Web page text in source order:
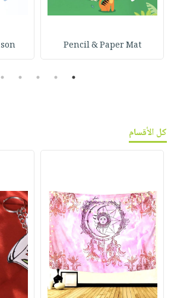
Pencil & Paper Mat
1
2
3
4
5
كل الأقسام